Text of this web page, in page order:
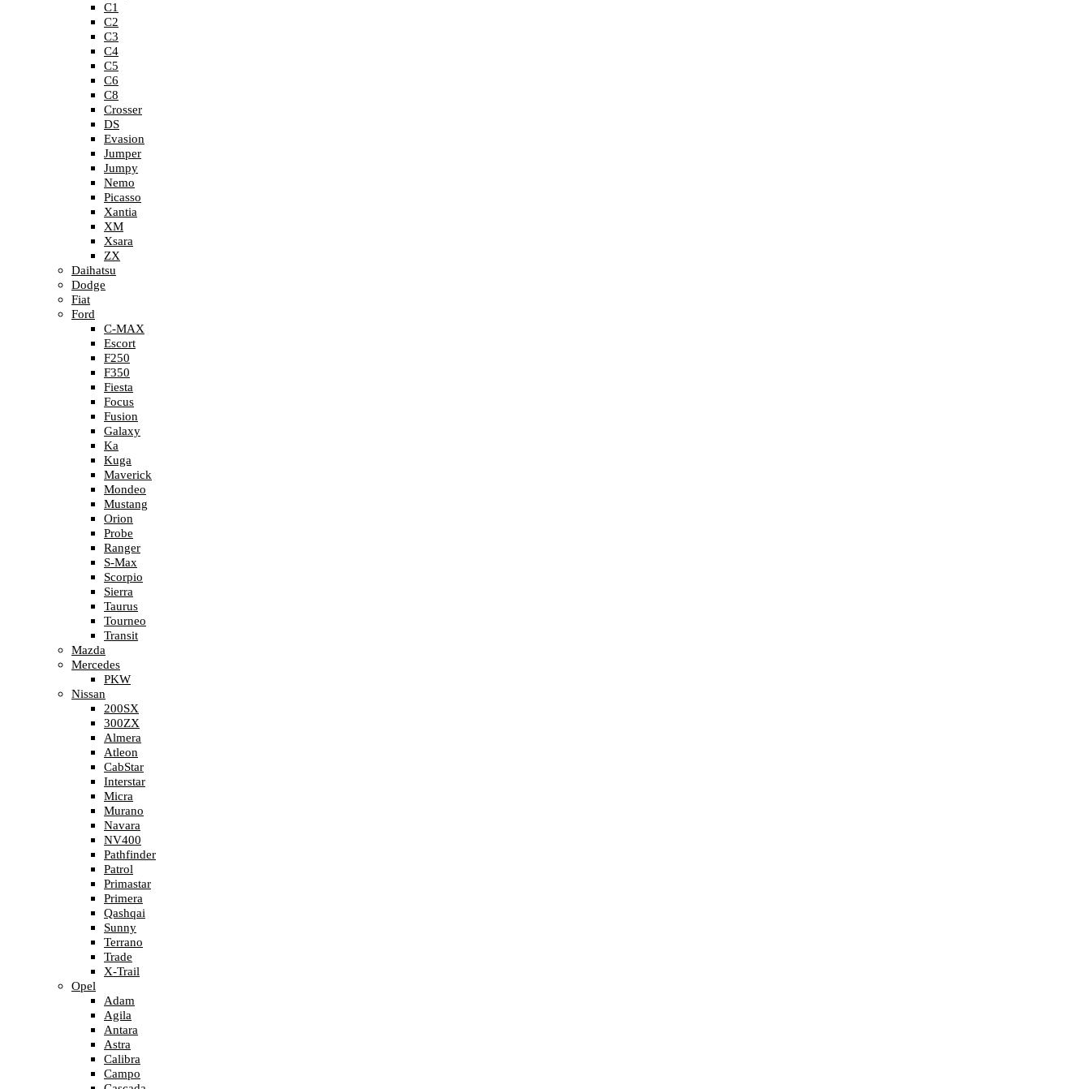
C1
C2
C3
C4
C5
C6
C8
Crosser
DS
Evasion
Jumper
Jumpy
Nemo
Picasso
Xantia
XM
Xsara
ZX
Daihatsu
Dodge
Fiat
Ford
C-MAX
Escort
F250
F350
Fiesta
Focus
Fusion
Galaxy
Ka
Kuga
Maverick
Mondeo
Mustang
Orion
Probe
Ranger
S-Max
Scorpio
Sierra
Taurus
Tourneo
Transit
Mazda
Mercedes
PKW
Nissan
200SX
300ZX
Almera
Atleon
CabStar
Interstar
Micra
Murano
Navara
NV400
Pathfinder
Patrol
Primastar
Primera
Qashqai
Sunny
Terrano
Trade
X-Trail
Opel
Adam
Agila
Antara
Astra
Calibra
Campo